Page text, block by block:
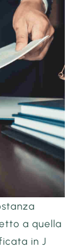
a quella
in J